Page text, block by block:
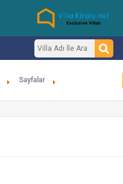
Sayfalar